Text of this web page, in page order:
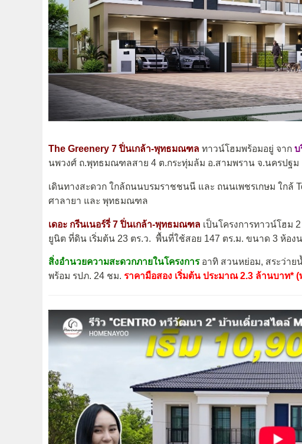
The Greenery 7 ปิ่นเกล้า-พุทธมณฑล ทาวน์โฮมพร้อมอยู่ จาก บ
นพวงศ์ ถ.พุทธมณฑลสาย 4 ต.กระทุ่มล้ม อ.สามพราน จ.นครปฐม
เดินทางสะดวก ใกล้ถนนบรมราชชนนี และ ถนนเพชรเกษม ใกล้
ศาลายา และ พุทธมณฑล
เดอะ กรีนเนอร์รี่ 7 ปิ่นเกล้า-พุทธมณฑล เป็นโครงการทาวน์โฮม
ยูนิต ที่ดิน เริ่มต้น 23 ตร.ว. พื้นที่ใช้สอย 147 ตร.ม. ขนาด 3 ห้อง
สิ่งอำนวยความสะดวกภายในโครงการ อาทิ สวนหย่อม, สระว่าย
พร้อม รปภ. 24 ชม. ราคามือสอง เริ่มต้น ประมาณ 2.3 ล้านบาท* (